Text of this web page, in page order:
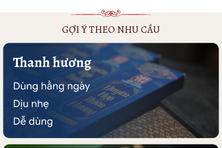
GỢI Ý THEO NHU CẦU